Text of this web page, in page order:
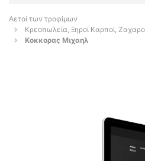
Αετοί των τροφίμων
Κρεοπωλεία, Ξηροί Καρποί,
Κοκκορας Μιχαηλ